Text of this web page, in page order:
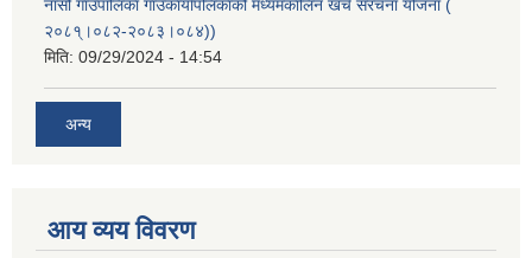
नासोँ गाउँपालिका गाउँकार्यापलिकाको मध्यमकालिन खर्च संरचना योजना (
२०८१्।०८२-२०८३।०८४))
मिति: 09/29/2024 - 14:54
अन्य
आय व्यय विवरण